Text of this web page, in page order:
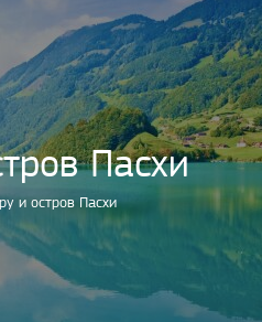
Пасхи
и остров Пасхи